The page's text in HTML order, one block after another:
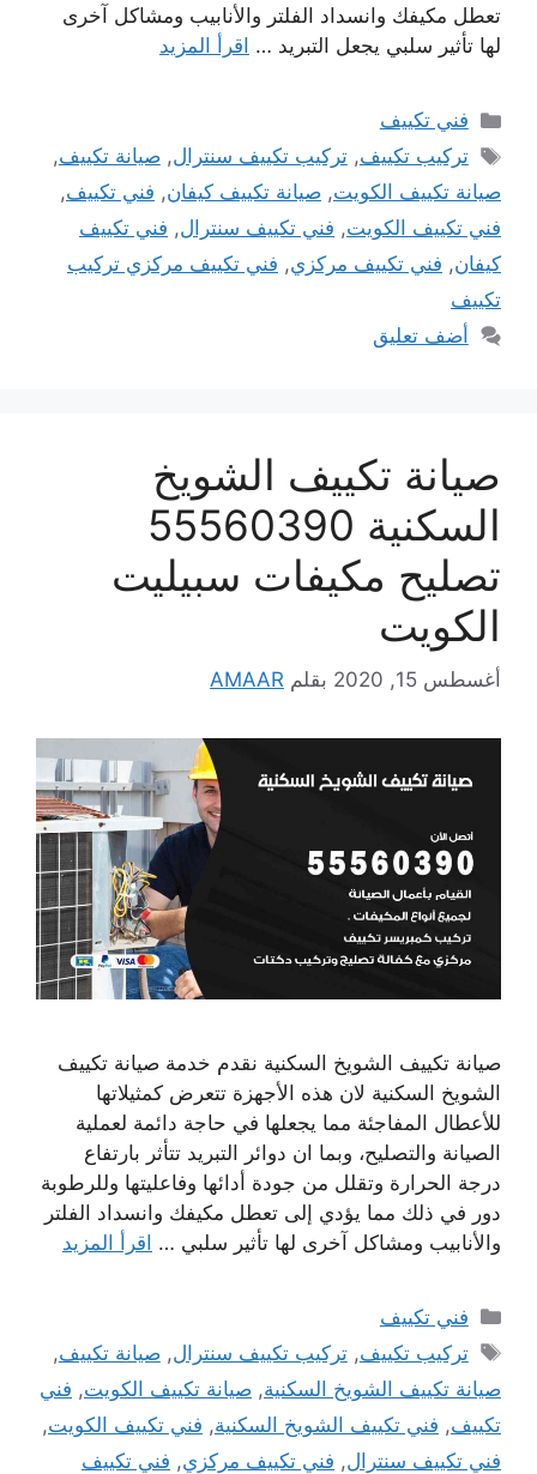
تعطل مكيفك وانسداد الفلتر والأنابيب ومشاكل آخرى
لها تأثير سلبي يجعل التبريد … اقرأ المزيد
التصنيفات
فني تكييف
الوسوم
تركيب تكييف,تركيب تكييف سنترال,صيانة تكييف,
صيانة تكييف الكويت, صيانة تكييف كيفان, فني تكييف,
فني تكييف الكويت, فني تكييف سنترال, فني تكييف
كيفان, فني تكييف مركزي, فني تكييف مركزي تركيب
تكييف
أضف تعليق
صيانة تكييف الشويخ
السكنية 55560390
تصليح مكيفات سبيليت
الكويت
أغسطس 15, 2020 بقلم AMAAR
صيانة تكييف الشويخ السكنية نقدم خدمة صيانة تكييف
الشويخ السكنية لان هذه الأجهزة تتعرض كمثيلاتها
للأعطال المفاجئة مما يجعلها في حاجة دائمة لعملية
الصيانة والتصليح، وبما ان دوائر التبريد تتأثر بارتفاع
درجة الحرارة وتقلل من جودة أدائها وفاعليتها وللرطوبة
دور في ذلك مما يؤدي إلى تعطل مكيفك وانسداد الفلتر
والأنابيب ومشاكل آخرى لها تأثير سلبي … اقرأ المزيد
التصنيفات
فني تكييف
الوسوم
تركيب تكييف,تركيب تكييف سنترال,صيانة تكييف,
صيانة تكييف الشويخ السكنية, صيانة تكييف الكويت, فني
تكييف, فني تكييف الشويخ السكنية, فني تكييف الكويت,
فني تكييف سنترال, فني تكييف مركزي, فني تكييف